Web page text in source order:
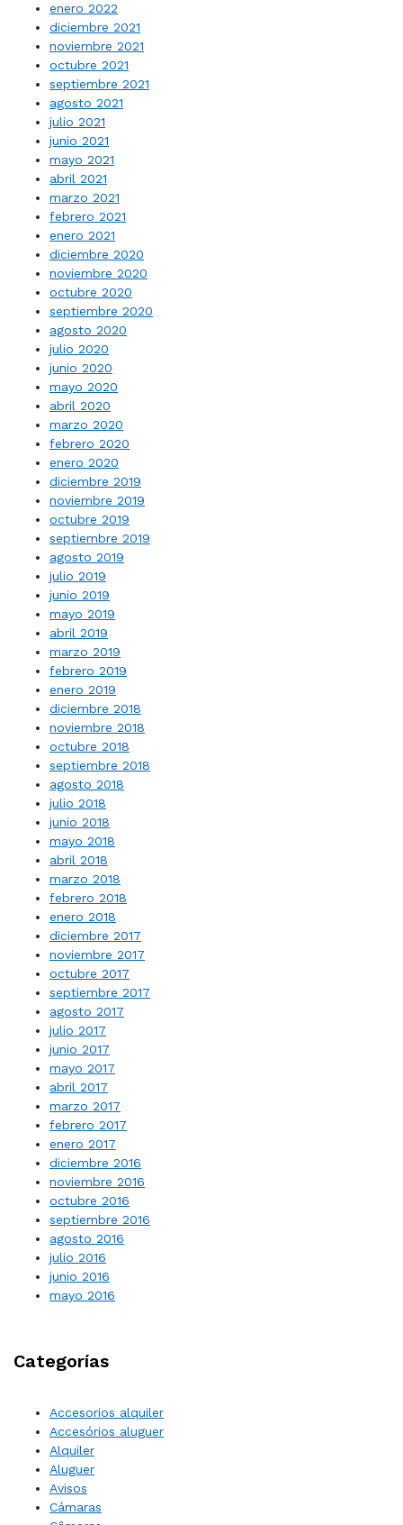
enero 2022
diciembre 2021
noviembre 2021
octubre 2021
septiembre 2021
agosto 2021
julio 2021
junio 2021
mayo 2021
abril 2021
marzo 2021
febrero 2021
enero 2021
diciembre 2020
noviembre 2020
octubre 2020
septiembre 2020
agosto 2020
julio 2020
junio 2020
mayo 2020
abril 2020
marzo 2020
febrero 2020
enero 2020
diciembre 2019
noviembre 2019
octubre 2019
septiembre 2019
agosto 2019
julio 2019
junio 2019
mayo 2019
abril 2019
marzo 2019
febrero 2019
enero 2019
diciembre 2018
noviembre 2018
octubre 2018
septiembre 2018
agosto 2018
julio 2018
junio 2018
mayo 2018
abril 2018
marzo 2018
febrero 2018
enero 2018
diciembre 2017
noviembre 2017
octubre 2017
septiembre 2017
agosto 2017
julio 2017
junio 2017
mayo 2017
abril 2017
marzo 2017
febrero 2017
enero 2017
diciembre 2016
noviembre 2016
octubre 2016
septiembre 2016
agosto 2016
julio 2016
junio 2016
mayo 2016
Categorías
Accesorios alquiler
Accesórios aluguer
Alquiler
Aluguer
Avisos
Cámaras